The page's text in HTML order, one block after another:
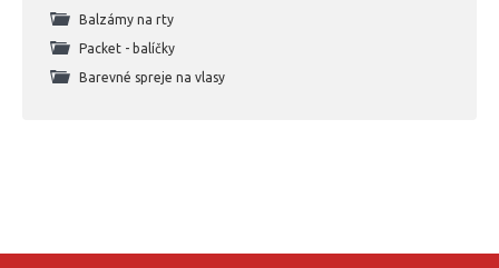
Balzámy na rty
Packet - balíčky
Barevné spreje na vlasy